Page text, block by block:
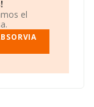
alimenticias,
no tiene
Limitada
44 Pol
el